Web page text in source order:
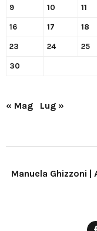
9 10 11
16 17 18
23 24 25
30
« Mag Lug »
Manuela Ghizzoni